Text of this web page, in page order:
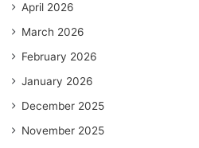
April 2026
March 2026
February 2026
January 2026
December 2025
November 2025